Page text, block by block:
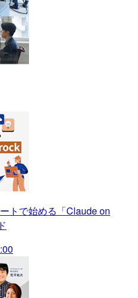
トで始める「Claude on